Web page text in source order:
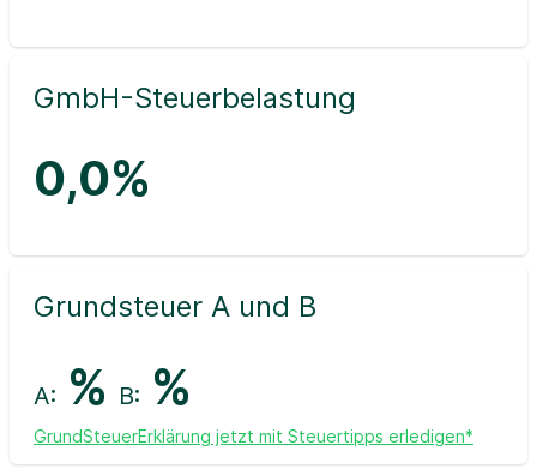
GmbH-Steuerbelastung
0,0%
Grundsteuer A und B
A: % B: %
GrundSteuerErklärung jetzt mit Steuertipps erledigen*